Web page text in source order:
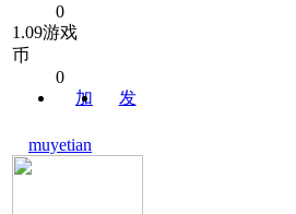
0
1.09游戏
币
0
加
发
muyetian